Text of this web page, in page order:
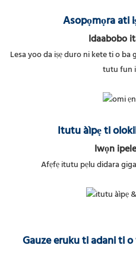
Asopọmọra ati
Idaabobo
Lesa yoo da iṣẹ duro ni kete ti o
tutu fun
Itutu àìpẹ ti
Iwọn
Afẹfẹ itutu pẹlu didara
Gauze eruku ti adani ti